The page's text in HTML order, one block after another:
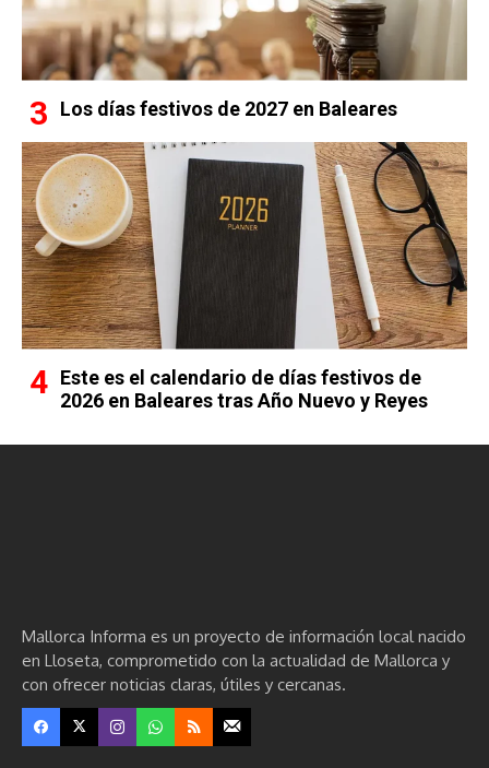
Los días festivos de 2027 en Baleares
Este es el calendario de días festivos de
2026 en Baleares tras Año Nuevo y Reyes
Mallorca Informa es un proyecto de información local nacido
en Lloseta, comprometido con la actualidad de Mallorca y
con ofrecer noticias claras, útiles y cercanas.